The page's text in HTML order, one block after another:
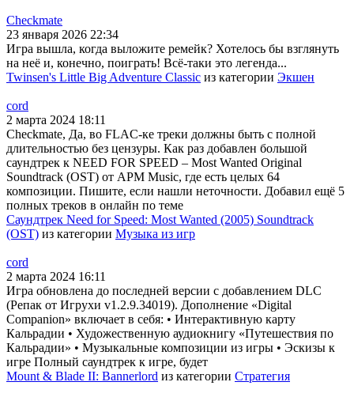
Checkmate
23 января 2026 22:34
Игра вышла, когда выложите ремейк? Хотелось бы взглянуть
на неё и, конечно, поиграть! Всё-таки это легенда...
Twinsen's Little Big Adventure Classic из категории Экшен
cord
2 марта 2024 18:11
Checkmate, Да, во FLAC-ке треки должны быть с полной
длительностью без цензуры. Как раз добавлен большой
саундтрек к NEED FOR SPEED – Most Wanted Original
Soundtrack (OST) от APM Music, где есть целых 64
композиции. Пишите, если нашли неточности. Добавил ещё 5
полных треков в онлайн по теме
Саундтрек Need for Speed: Most Wanted (2005) Soundtrack
(OST) из категории Музыка из игр
cord
2 марта 2024 16:11
Игра обновлена до последней версии с добавлением DLC
(Репак от Игрухи v1.2.9.34019). Дополнение «Digital
Companion» включает в себя: • Интерактивную карту
Кальрадии • Художественную аудиокнигу «Путешествия по
Кальрадии» • Музыкальные композиции из игры • Эскизы к
игре Полный саундтрек к игре, будет
Mount & Blade II: Bannerlord из категории Стратегия